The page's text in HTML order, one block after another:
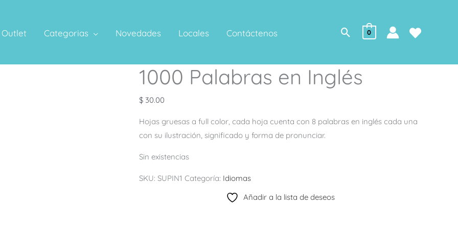
Outlet Categorias Novedades Locales Contáctenos Buscar
0
1000 Palabras en Inglés
$ 30.00
Hojas gruesas a full color, cada hoja cuenta con 8 palabras en inglés cada una
con su ilustración, significado y forma de pronunciar.
Sin existencias
SKU: SUPIN1 Categoría: Idiomas
Añadir a la lista de deseos